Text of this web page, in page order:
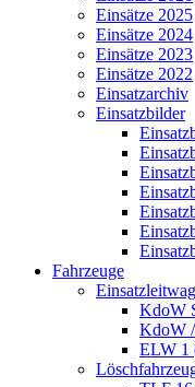
Einsätze 2025
Einsätze 2024
Einsätze 2023
Einsätze 2022
Einsatzarchiv
Einsatzbilder
Fahrzeuge
KdoW
KdoW
ELW 1